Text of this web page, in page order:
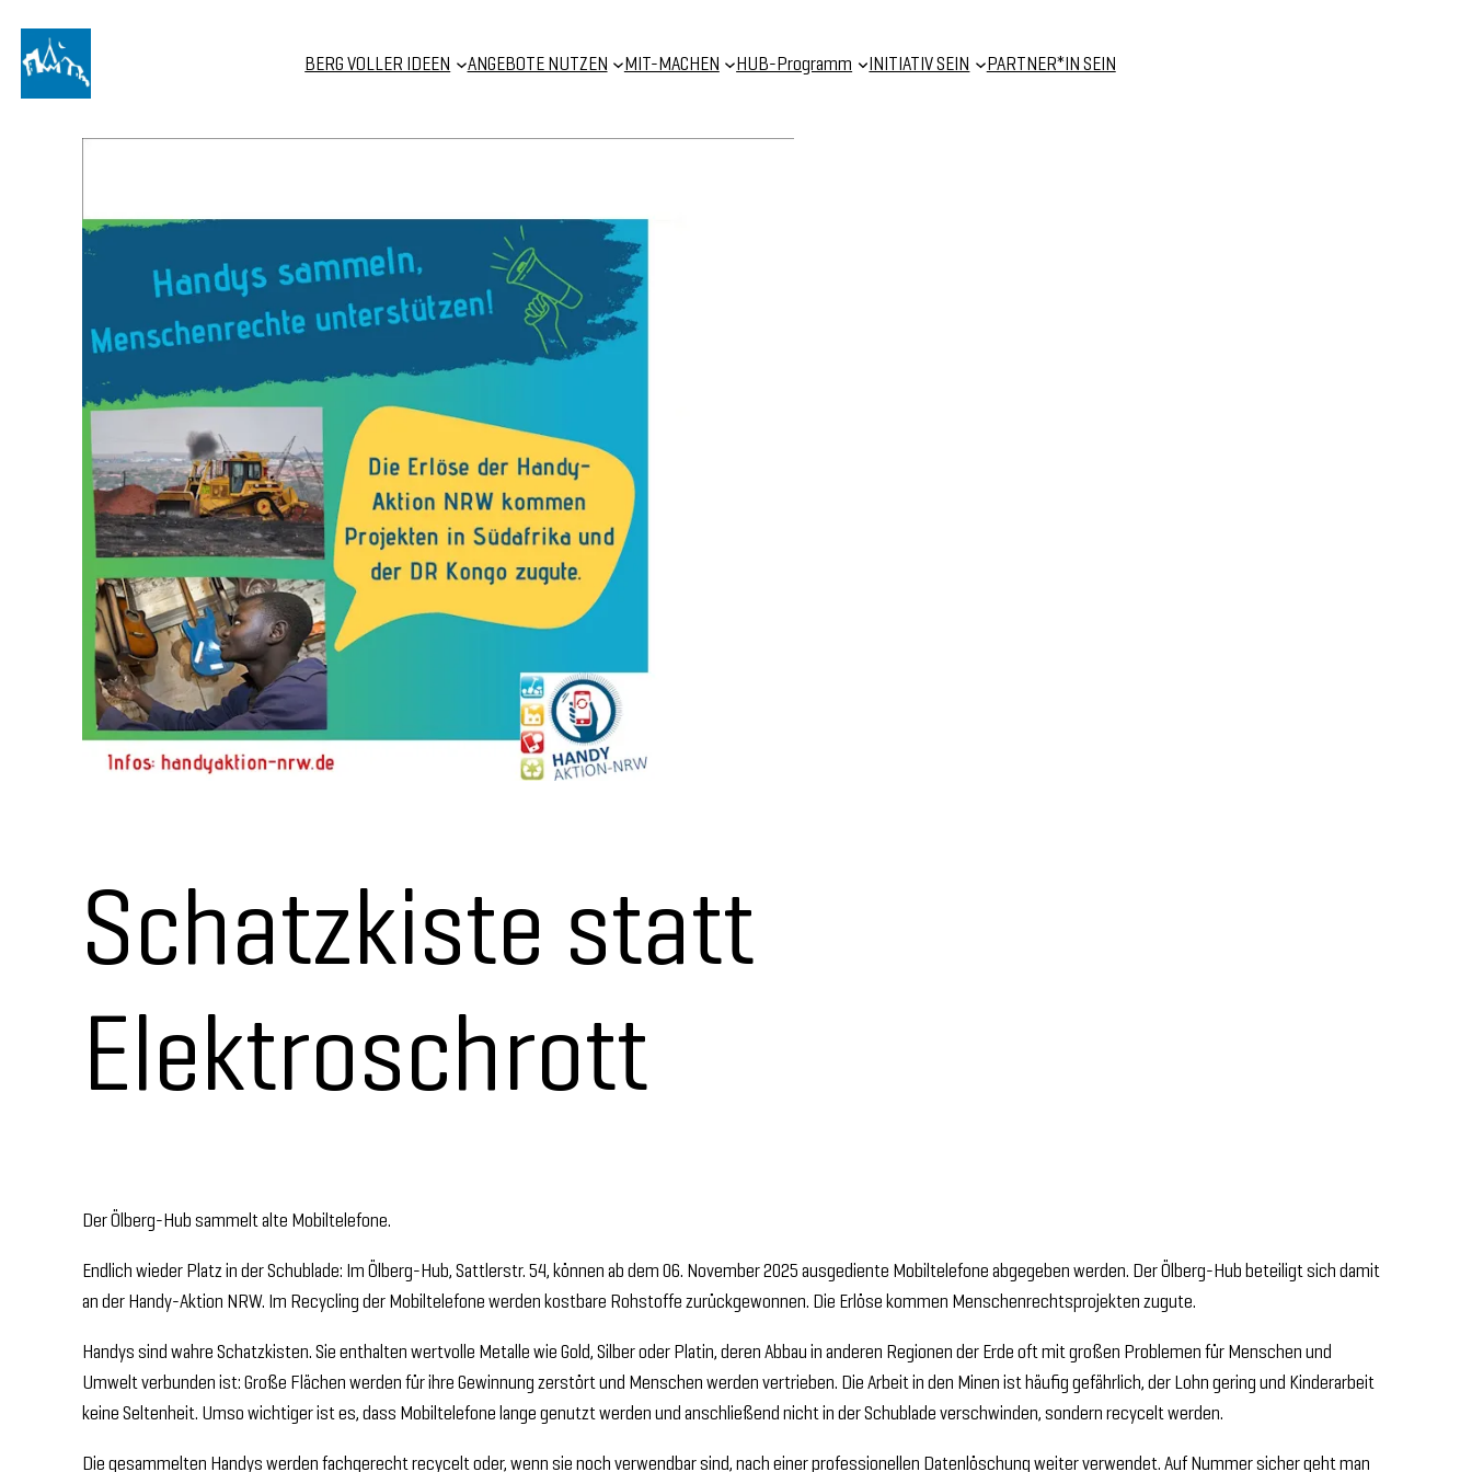
Zum
Inhalt
springen
BERG VOLLER IDEEN ANGEBOTE NUTZEN MIT-MACHEN HUB-Programm INITIATIV SEIN PARTNER*IN SEIN
Schatzkiste statt
Elektroschrott
Der Ölberg-Hub sammelt alte Mobiltelefone.
Endlich wieder Platz in der Schublade: Im Ölberg-Hub, Sattlerstr. 54, können ab dem 06. November 2025 ausgediente Mobiltelefone abgegeben werden. Der Ölberg-Hub beteiligt sich damit
an der Handy-Aktion NRW. Im Recycling der Mobiltelefone werden kostbare Rohstoffe zurückgewonnen. Die Erlöse kommen Menschenrechtsprojekten zugute.
Handys sind wahre Schatzkisten. Sie enthalten wertvolle Metalle wie Gold, Silber oder Platin, deren Abbau in anderen Regionen der Erde oft mit großen Problemen für Menschen und
Umwelt verbunden ist: Große Flächen werden für ihre Gewinnung zerstört und Menschen werden vertrieben. Die Arbeit in den Minen ist häufig gefährlich, der Lohn gering und Kinderarbeit
keine Seltenheit. Umso wichtiger ist es, dass Mobiltelefone lange genutzt werden und anschließend nicht in der Schublade verschwinden, sondern recycelt werden.
Die gesammelten Handys werden fachgerecht recycelt oder, wenn sie noch verwendbar sind, nach einer professionellen Datenlöschung weiter verwendet. Auf Nummer sicher geht man